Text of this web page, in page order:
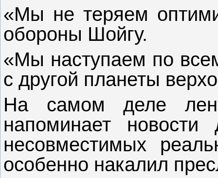
«Мы не теряем
обороны Шойгу.
«Мы наступаем по
с другой планеты
На самом деле
напоминает
несовместимых
особенно накалил